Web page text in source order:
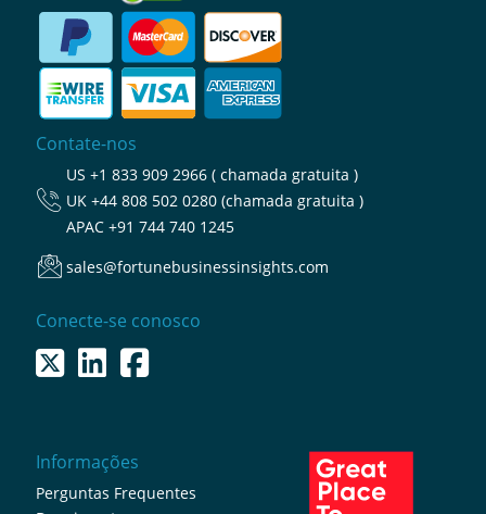
Contate-nos
US +1 833 909 2966 ( chamada gratuita )
UK +44 808 502 0280 (chamada gratuita )
APAC +91 744 740 1245
sales@fortunebusinessinsights.com
Conecte-se conosco
Informações
Perguntas Frequentes